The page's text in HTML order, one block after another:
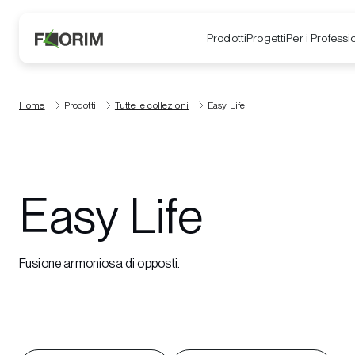
ProdottiProgettiPer i
Home Prodotti Tutte le collezioni Easy Life
Easy Life
Fusione armoniosa di opposti.